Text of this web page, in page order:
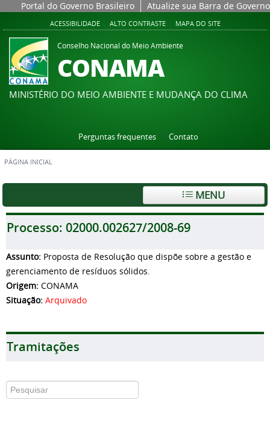
Portal do Governo Brasileiro Atualize sua Barra de Governo
ACESSIBILIDADE ALTO CONTRASTE MAPA DO SITE
Conselho Nacional do Meio Ambiente
CONAMA
MINISTÉRIO DO MEIO AMBIENTE E MUDANÇA DO CLIMA
Perguntas frequentes Contato
PÁGINA INICIAL
MENU
Processo: 02000.002627/2008-69
Assunto: Proposta de Resolução que dispõe sobre a gestão e
gerenciamento de resíduos sólidos.
Origem: CONAMA
Situação: Arquivado
Tramitações